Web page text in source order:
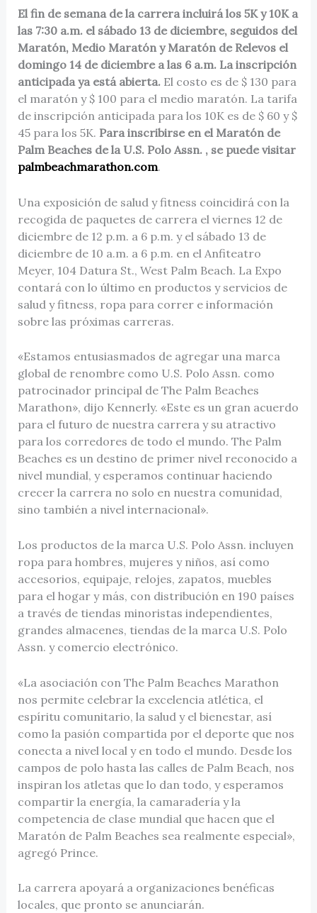
El fin de semana de la carrera incluirá los 5K y 10K a
las 7:30 a.m. el sábado 13 de diciembre, seguidos del
Maratón, Medio Maratón y Maratón de Relevos el
domingo 14 de diciembre a las 6 a.m. La inscripción
anticipada ya está abierta. El costo es de $ 130 para
el maratón y $ 100 para el medio maratón. La tarifa
de inscripción anticipada para los 10K es de $ 60 y $
45 para los 5K. Para inscribirse en el Maratón de
Palm Beaches de la U.S. Polo Assn. , se puede visitar
palmbeachmarathon.com.
Una exposición de salud y fitness coincidirá con la
recogida de paquetes de carrera el viernes 12 de
diciembre de 12 p.m. a 6 p.m. y el sábado 13 de
diciembre de 10 a.m. a 6 p.m. en el Anfiteatro
Meyer, 104 Datura St., West Palm Beach. La Expo
contará con lo último en productos y servicios de
salud y fitness, ropa para correr e información
sobre las próximas carreras.
«Estamos entusiasmados de agregar una marca
global de renombre como U.S. Polo Assn. como
patrocinador principal de The Palm Beaches
Marathon», dijo Kennerly. «Este es un gran acuerdo
para el futuro de nuestra carrera y su atractivo
para los corredores de todo el mundo. The Palm
Beaches es un destino de primer nivel reconocido a
nivel mundial, y esperamos continuar haciendo
crecer la carrera no solo en nuestra comunidad,
sino también a nivel internacional».
Los productos de la marca U.S. Polo Assn. incluyen
ropa para hombres, mujeres y niños, así como
accesorios, equipaje, relojes, zapatos, muebles
para el hogar y más, con distribución en 190 países
a través de tiendas minoristas independientes,
grandes almacenes, tiendas de la marca U.S. Polo
Assn. y comercio electrónico.
«La asociación con The Palm Beaches Marathon
nos permite celebrar la excelencia atlética, el
espíritu comunitario, la salud y el bienestar, así
como la pasión compartida por el deporte que nos
conecta a nivel local y en todo el mundo. Desde los
campos de polo hasta las calles de Palm Beach, nos
inspiran los atletas que lo dan todo, y esperamos
compartir la energía, la camaradería y la
competencia de clase mundial que hacen que el
Maratón de Palm Beaches sea realmente especial»,
agregó Prince.
La carrera apoyará a organizaciones benéficas
locales, que pronto se anunciarán.